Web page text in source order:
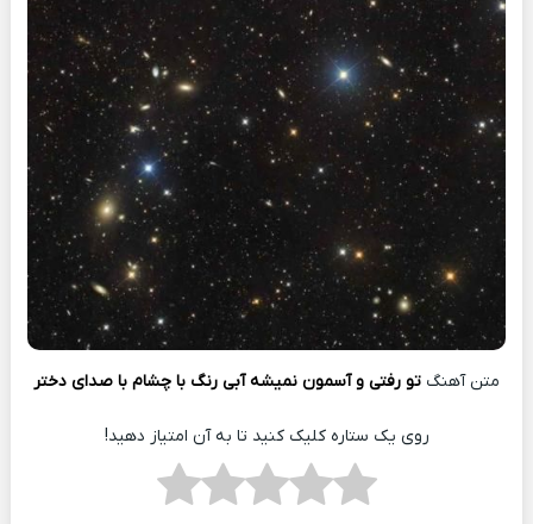
متن آهنگ تو رفتی و آسمون نمیشه آبی رنگ با چشام با صدای دختر
روی یک ستاره کلیک کنید تا به آن امتیاز دهید!